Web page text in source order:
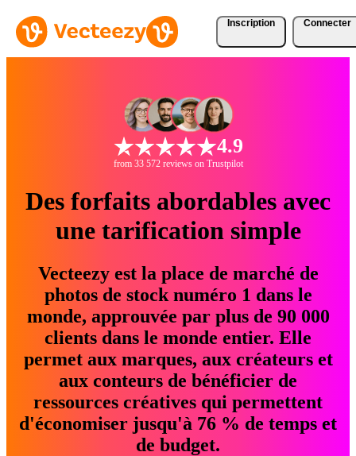
Inscription Connecter
4.9
from 33 572 reviews on Trustpilot
Des forfaits abordables avec
une tarification simple
Vecteezy est la place de marché de
photos de stock numéro 1 dans le
monde, approuvée par plus de 90 000
clients dans le monde entier. Elle
permet aux marques, aux créateurs et
aux conteurs de bénéficier de
ressources créatives qui permettent
d'économiser jusqu'à 76 % de temps et
de budget.